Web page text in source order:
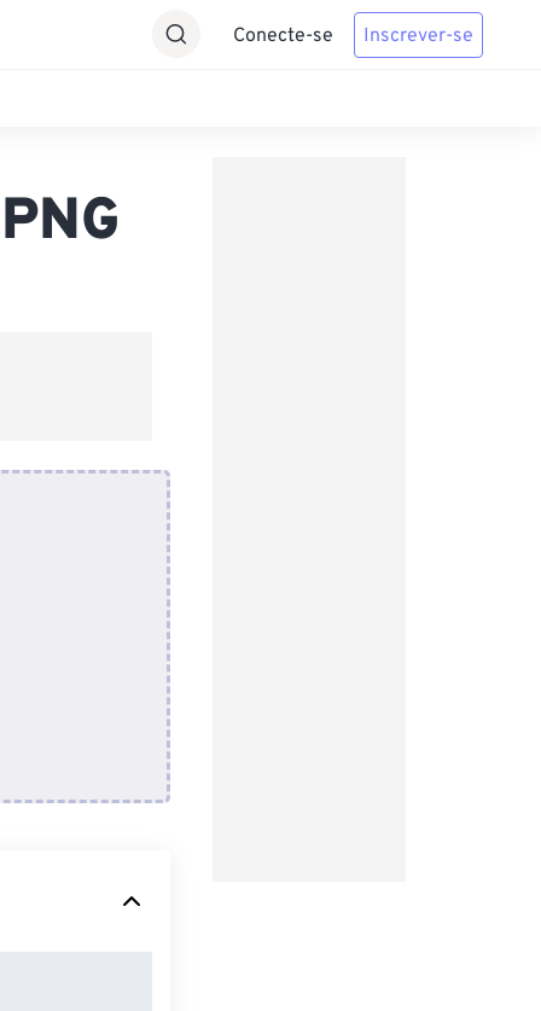
Conecte-se Inscrever-se